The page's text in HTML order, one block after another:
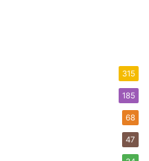
315
185
68
47